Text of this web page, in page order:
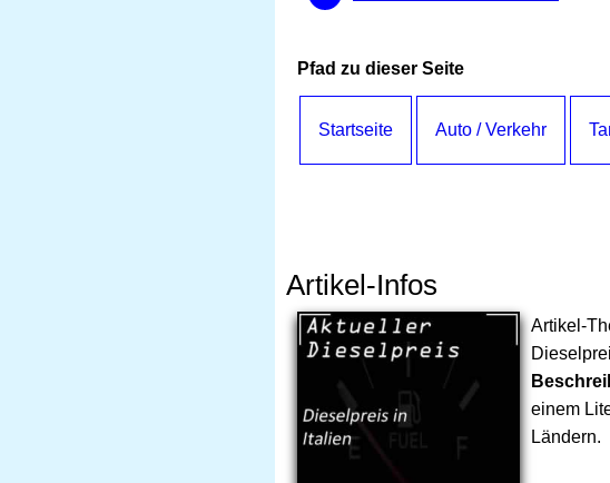
Pfad zu dieser Seite
Startseite Auto / Verkehr
Artikel-Infos
Artikel-
einem
Ländern.